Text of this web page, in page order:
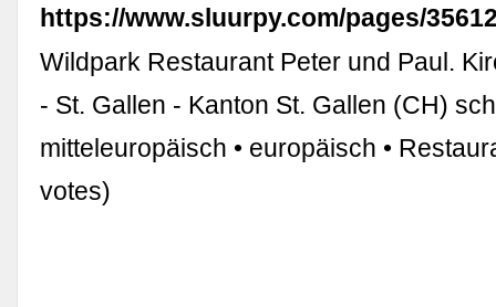
https://www.sluurpy.com/pages/
Wildpark Restaurant Peter und Paul.
- St. Gallen - Kanton St. Gallen (CH)
mitteleuropäisch • europäisch •
votes)